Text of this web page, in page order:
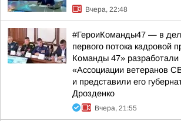
Вчера, 22:48
#ГероиКоманды47 — в
первого потока кадровой
Команды 47» разработали
«Ассоциации ветеранов
и представили его
Дрозденко
Вчера, 21:55